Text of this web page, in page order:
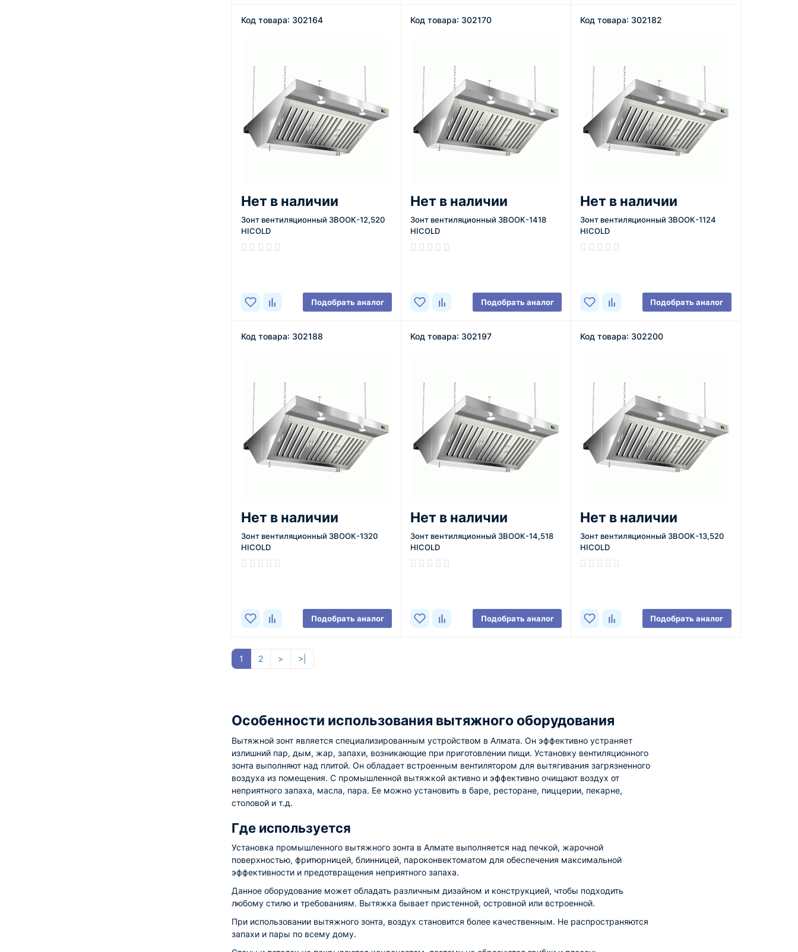
Код товара: 302164
Нет в наличии
Зонт вентиляционный ЗВООК-12,520
HICOLD
Подобрать аналог
Код товара: 302170
Нет в наличии
Зонт вентиляционный ЗВООК-1418
HICOLD
Подобрать аналог
Код товара: 302182
Нет в наличии
Зонт вентиляционный ЗВООК-1124
HICOLD
Подобрать аналог
Код товара: 302188
Нет в наличии
Зонт вентиляционный ЗВООК-1320
HICOLD
Подобрать аналог
Код товара: 302197
Нет в наличии
Зонт вентиляционный ЗВООК-14,518
HICOLD
Подобрать аналог
Код товара: 302200
Нет в наличии
Зонт вентиляционный ЗВООК-13,520
HICOLD
Подобрать аналог
1 2 > >|
Особенности использования вытяжного оборудования
Вытяжной зонт является специализированным устройством в Алмата. Он эффективно устраняет
излишний пар, дым, жар, запахи, возникающие при приготовлении пищи. Установку вентиляционного
зонта выполняют над плитой. Он обладает встроенным вентилятором для вытягивания загрязненного
воздуха из помещения. С промышленной вытяжкой активно и эффективно очищают воздух от
неприятного запаха, масла, пара. Ее можно установить в баре, ресторане, пиццерии, пекарне,
столовой и т.д.
Где используется
Установка промышленного вытяжного зонта в Алмате выполняется над печкой, жарочной
поверхностью, фритюрницей, блинницей, пароконвектоматом для обеспечения максимальной
эффективности и предотвращения неприятного запаха.
Данное оборудование может обладать различным дизайном и конструкцией, чтобы подходить
любому стилю и требованиям. Вытяжка бывает пристенной, островной или встроенной.
При использовании вытяжного зонта, воздух становится более качественным. Не распространяются
запахи и пары по всему дому.